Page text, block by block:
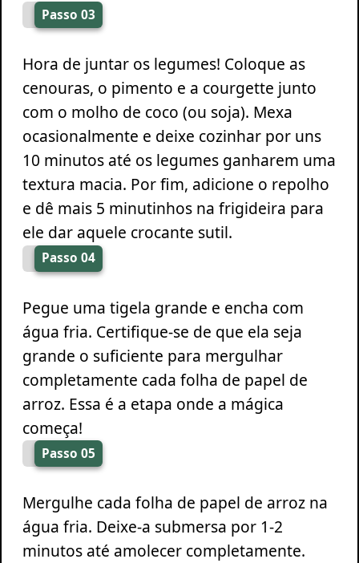
Passo 03
Hora de juntar os legumes! Coloque as
cenouras, o pimento e a courgette junto
com o molho de coco (ou soja). Mexa
ocasionalmente e deixe cozinhar por uns
10 minutos até os legumes ganharem uma
textura macia. Por fim, adicione o repolho
e dê mais 5 minutinhos na frigideira para
ele dar aquele crocante sutil.
Passo 04
Pegue uma tigela grande e encha com
água fria. Certifique-se de que ela seja
grande o suficiente para mergulhar
completamente cada folha de papel de
arroz. Essa é a etapa onde a mágica
começa!
Passo 05
Mergulhe cada folha de papel de arroz na
água fria. Deixe-a submersa por 1-2
minutos até amolecer completamente.